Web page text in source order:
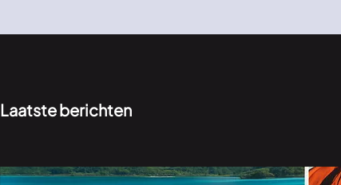
Laatste berichten
Bora Bora vakantie of luxe reis Australië: